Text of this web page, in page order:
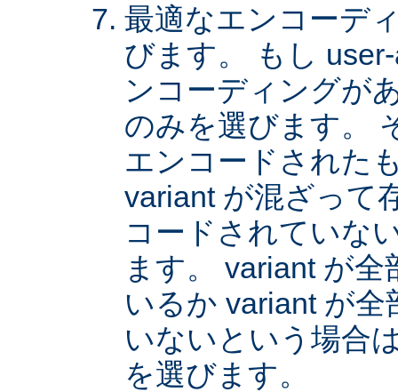
最適なエンコーデ
びます。 もし
ンコーディングが
のみを選びます。
エンコードされた
variant が混ざって
コードされていな
ます。 variant が
いるか variant が
いないという場合
を選びます。